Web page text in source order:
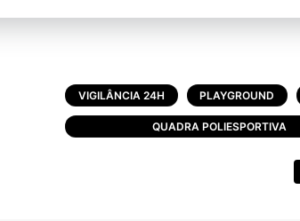
VIGILÂNCIA 24H PLAYGROUND
QUADRA POLIESPORTIVA